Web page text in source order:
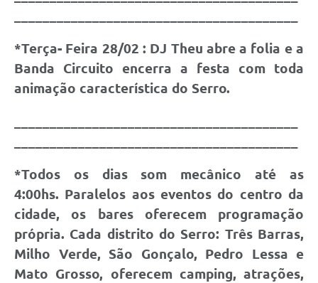
*Terça- Feira 28/02 : DJ Theu abre a folia e a
Banda Circuito encerra a festa com toda
animação característica do Serro.
*Todos os dias som mecânico até as
4:00hs. Paralelos aos eventos do centro da
cidade, os bares oferecem programação
própria. Cada distrito do Serro: Três Barras,
Milho Verde, São Gonçalo, Pedro Lessa e
Mato Grosso, oferecem camping, atrações,